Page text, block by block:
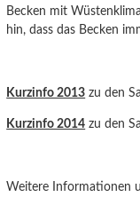
Becken mit
hin, dass das Becken
Kurzinfo 2013 zu den
Kurzinfo 2014 zu den
Weitere Informationen